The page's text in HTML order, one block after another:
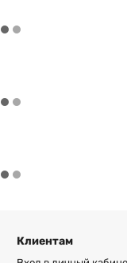
Клиентам